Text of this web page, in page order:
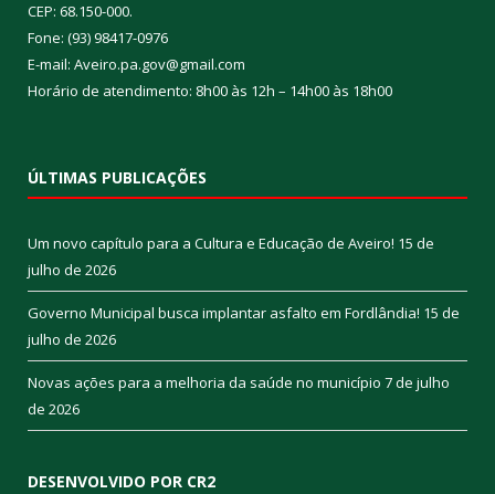
CEP: 68.150-000.
Fone: (93) 98417-0976
E-mail: Aveiro.pa.gov@gmail.com
Horário de atendimento: 8h00 às 12h – 14h00 às 18h00
ÚLTIMAS PUBLICAÇÕES
Um novo capítulo para a Cultura e Educação de Aveiro! 15 de
julho de 2026
Governo Municipal busca implantar asfalto em Fordlândia! 15 de
julho de 2026
Novas ações para a melhoria da saúde no município 7 de julho
de 2026
DESENVOLVIDO POR CR2